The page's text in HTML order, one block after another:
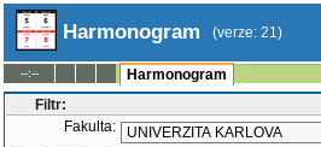
Harmonogram (verze: 21)
--:--
Harmonogram
Filtr:
Fakulta: